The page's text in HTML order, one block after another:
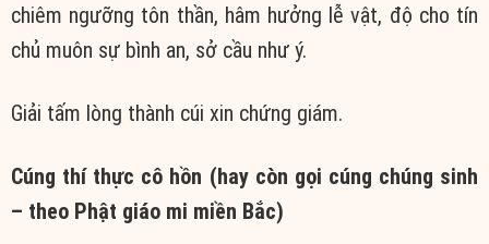
chiêm ngưỡng tôn thần, hâm hưởng lễ vật, độ cho tín
chủ muôn sự bình an, sở cầu như ý.
Giải tấm lòng thành cúi xin chứng giám.
Cúng thí thực cô hồn (hay còn gọi cúng chúng sinh
– theo Phật giáo mi miền Bắc)